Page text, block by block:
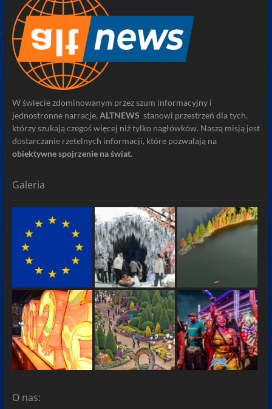
W świecie zdominowanym przez szum informacyjny i
jednostronne narracje, ALTNEWS stanowi przestrzeń dla tych,
którzy szukają czegoś więcej niż tylko nagłówków. Naszą misją jest
dostarczanie rzetelnych informacji, które pozwalają na
obiektywne spojrzenie na świat.
Galeria
O nas: